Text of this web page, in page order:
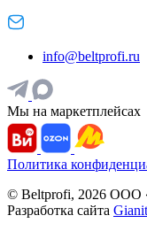
info@beltprofi.ru
Мы на маркетплейсах
Политика
© Beltprofi, 2026 ООО
Разработка сайта Gianit